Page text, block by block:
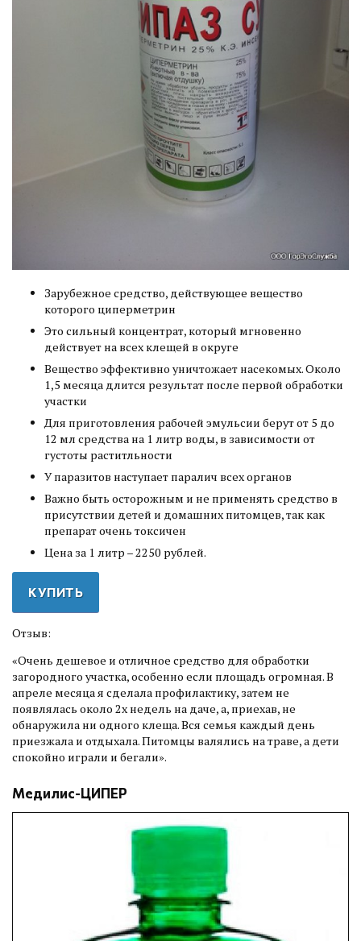
Зарубежное средство, действующее вещество
которого циперметрин
Это сильный концентрат, который мгновенно
действует на всех клещей в округе
Вещество эффективно уничтожает насекомых. Около
1,5 месяца длится результат после первой обработки
участки
Для приготовления рабочей эмульсии берут от 5 до
12 мл средства на 1 литр воды, в зависимости от
густоты раститльности
У паразитов наступает паралич всех органов
Важно быть осторожным и не применять средство в
присутствии детей и домашних питомцев, так как
препарат очень токсичен
Цена за 1 литр – 2250 рублей.
КУПИТЬ
Отзыв:
«Очень дешевое и отличное средство для обработки
загородного участка, особенно если площадь огромная. В
апреле месяца я сделала профилактику, затем не
появлялась около 2х недель на даче, а, приехав, не
обнаружила ни одного клеща. Вся семья каждый день
приезжала и отдыхала. Питомцы валялись на траве, а дети
спокойно играли и бегали».
Медилис-ЦИПЕР